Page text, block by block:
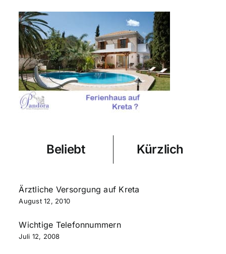
Beliebt Kürzlich
Ärztliche Versorgung auf Kreta
August 12, 2010
Wichtige Telefonnummern
Juli 12, 2008